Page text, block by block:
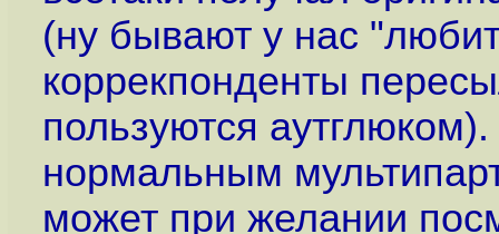
(ну бывают у нас
коррекпонденты
пользуются
нормальным
может при желании